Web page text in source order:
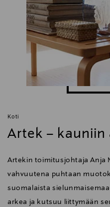
Koti
Artek – kauniin
Artekin toimitusjohtaja Anja
vahvuutena puhtaan
suomalaista
arkea ja kutsuu liittymään